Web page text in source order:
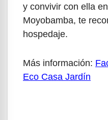
y convivir con ella
Moyobamba, te
hospedaje.
Más información:
Eco Casa Jardín